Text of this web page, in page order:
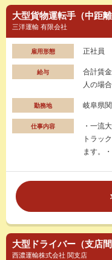
大型貨物運転手（中距
三洋運輸 有限会社
雇用形態 正社員
給与
合計賃
人の場
勤務地 岐阜県
仕事内容
・一流
トラッ
ます。
大型ドライバー（支店
西濃運輸株式会社 関支店